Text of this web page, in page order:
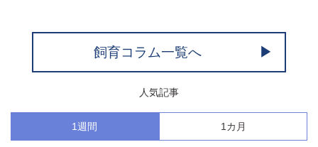
飼育コラム一覧へ
人気記事
1週間 1カ月